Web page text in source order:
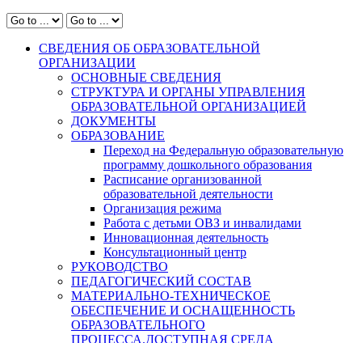
СВЕДЕНИЯ ОБ ОБРАЗОВАТЕЛЬНОЙ
ОРГАНИЗАЦИИ
ОСНОВНЫЕ СВЕДЕНИЯ
СТРУКТУРА И ОРГАНЫ УПРАВЛЕНИЯ
ОБРАЗОВАТЕЛЬНОЙ ОРГАНИЗАЦИЕЙ
ДОКУМЕНТЫ
ОБРАЗОВАНИЕ
Переход на Федеральную образовательную
программу дошкольного образования
Расписание организованной
образовательной деятельности
Организация режима
Работа с детьми ОВЗ и инвалидами
Инновационная деятельность
Консультационный центр
РУКОВОДСТВО
ПЕДАГОГИЧЕСКИЙ СОСТАВ
МАТЕРИАЛЬНО-ТЕХНИЧЕСКОЕ
ОБЕСПЕЧЕНИЕ И ОСНАЩЕННОСТЬ
ОБРАЗОВАТЕЛЬНОГО
ПРОЦЕССА.ДОСТУПНАЯ СРЕДА